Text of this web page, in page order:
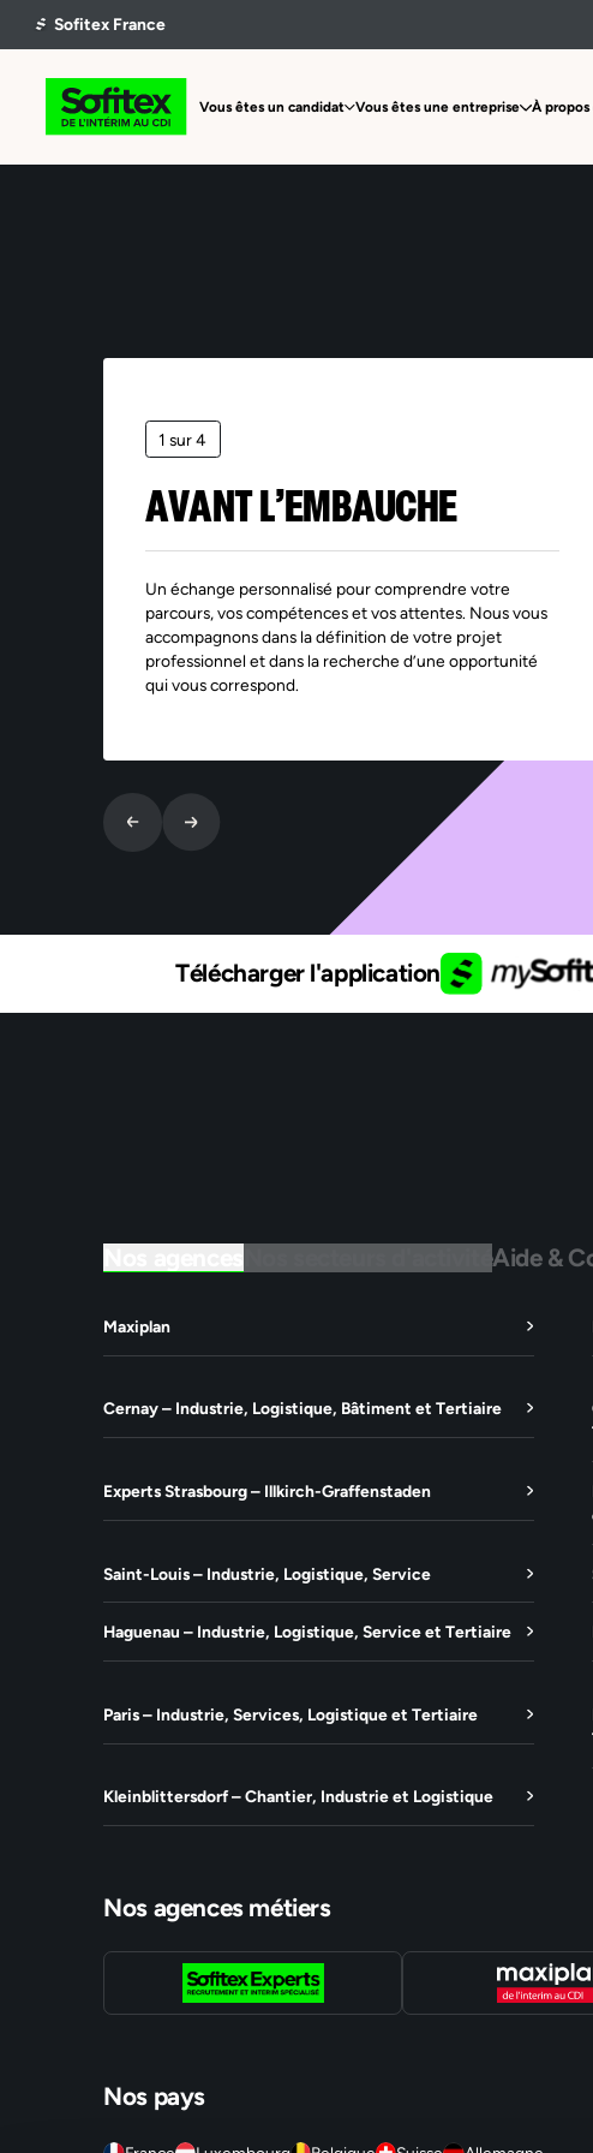
Vous êtes un candidat Vous êtes une entreprise À
1 sur 4
AVANT L’EMBAUCHE
Un échange personnalisé pour comprendre votre
parcours, vos compétences et vos attentes. Nous vous
accompagnons dans la définition de votre projet
professionnel et dans la recherche d’une opportunité
qui vous correspond.
Télécharger l'application
Nos secteurs d'activitéAide &
Maxiplan
Cernay – Industrie, Logistique, Bâtiment et Tertiaire
Experts Strasbourg – Illkirch-Graffenstaden
Saint-Louis – Industrie, Logistique, Service
Haguenau – Industrie, Logistique, Service et Tertiaire
Paris – Industrie, Services, Logistique et Tertiaire
Kleinblittersdorf – Chantier, Industrie et Logistique
Nos agences métiers
Nos pays